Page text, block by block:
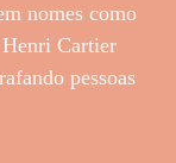
nomes como
Henri Cartier
pessoas